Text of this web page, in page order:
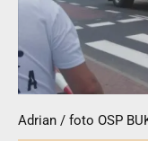
Adrian / foto OSP
© 2025 –